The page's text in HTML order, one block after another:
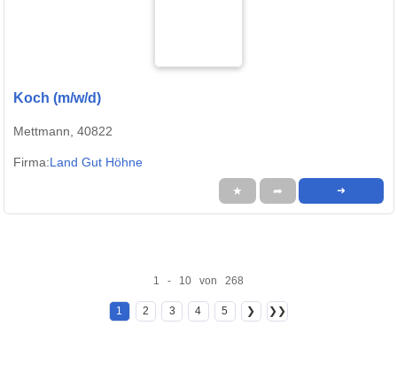
Koch (m/w/d)
Mettmann, 40822
Firma:Land Gut Höhne
★ ➦ ➜
1 - 10 von 268
1 2 3 4 5 ❯ ❯❯